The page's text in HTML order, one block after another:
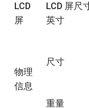
LCD
屏
LCD 屏尺
英寸
物理
信息
尺寸
重量